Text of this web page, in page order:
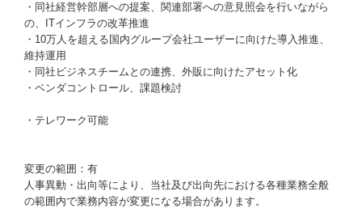
・同社経営幹部層への提案、関連部署への意見照会を行いながら
の、ITインフラの改革推進
・10万人を超える国内グループ会社ユーザーに向けた導入推進、
維持運用
・同社ビジネスチームとの連携、外販に向けたアセット化
・ベンダコントロール、課題検討
・テレワーク可能
変更の範囲：有
人事異動・出向等により、当社及び出向先における各種業務全般
の範囲内で業務内容が変更になる場合があります。